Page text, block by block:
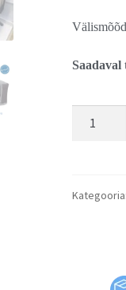
Saadaval
Kategooria: